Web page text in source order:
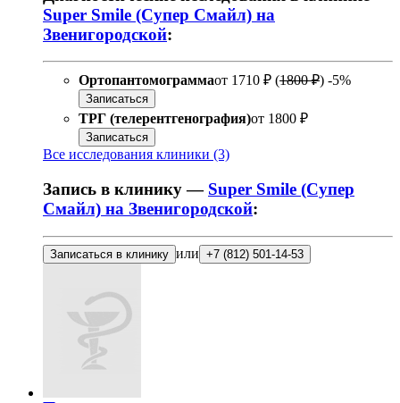
Super Smile (Супер Смайл) на
Звенигородской:
Ортопантомограммаот 1710 ₽ (1800 ₽) -5%
Записаться
ТРГ (телерентгенография)от 1800 ₽
Записаться
Все исследования клиники (3)
Запись в клинику — Super Smile (Супер
Смайл) на Звенигородской:
Записаться в клинику или +7 (812) 501-14-53